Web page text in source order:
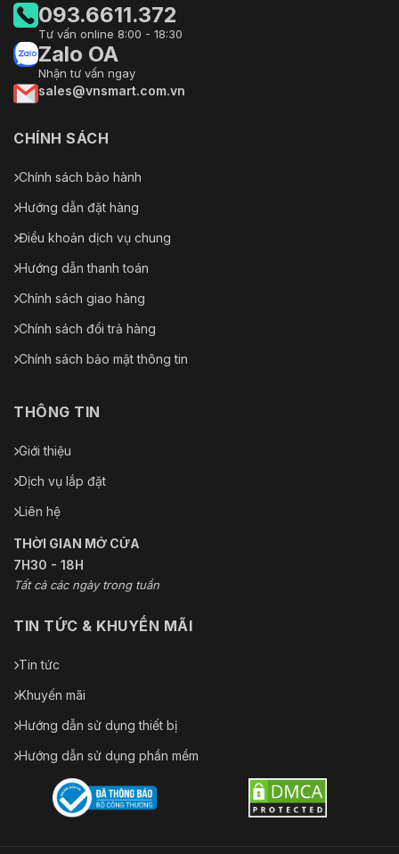
093.6611.372
Tư vấn online 8:00 - 18:30
Zalo OA
Nhận tư vấn ngay
sales@vnsmart.com.vn
CHÍNH SÁCH
Chính sách bảo hành
Hướng dẫn đặt hàng
Điều khoản dịch vụ chung
Hướng dẫn thanh toán
Chính sách giao hàng
Chính sách đổi trả hàng
Chính sách bảo mật thông tin
THÔNG TIN
Giới thiệu
Dịch vụ lắp đặt
Liên hệ
THỜI GIAN MỞ CỬA
7H30 - 18H
Tất cả các ngày trong tuần
TIN TỨC & KHUYẾN MÃI
Tin tức
Khuyến mãi
Hướng dẫn sử dụng thiết bị
Hướng dẫn sử dụng phần mềm